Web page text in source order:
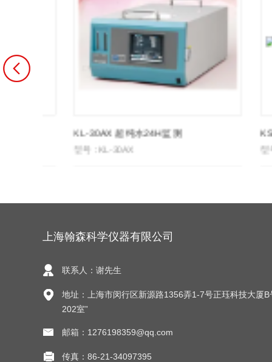
KL-30AX 超纯水24H监测
型号：KL-30AX 型号：
上海翰森科学仪器有限公司
联系人：谢先生
地址：上海市闵行区新源路1356弄1-7号正珏科技大厦B
202室”
邮箱：1276198359@qq.com
传真：86-21-34097395